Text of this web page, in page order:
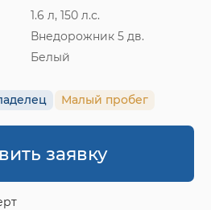
1.6 л, 150 л.с.
Внедорожник 5 дв.
Белый
Малый пробег
заявку